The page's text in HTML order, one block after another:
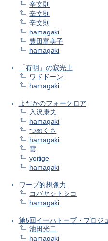
辛文則
辛文則
辛文則
hamagaki
豊田富美子
hamagaki
「有明」の寂光土
ワドドーン
hamagaki
よだかのフォークロア
入沢康夫
hamagaki
つめくさ
hamagaki
雲
yoitige
hamagaki
ワープ的想像力
コバヤシトシコ
hamagaki
第5回イーハトーブ・プロジ
池田光二
hamagaki